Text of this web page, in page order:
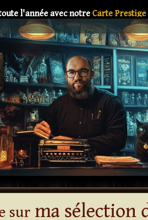
l'année avec notre Carte Prestige
livre deDani DaOrtiz en précommande
toute l'année avec notreCarte Prestige
deDani DaOrtiz en précommande
l'année avec notreCarte Prestige
deDani DaOrtiz en précommande
l'année avec notre Carte Prestige
deDani DaOrtiz en précommande
l'année avec notreCarte Prestige
deDani DaOrtiz en précommande
surma sélection